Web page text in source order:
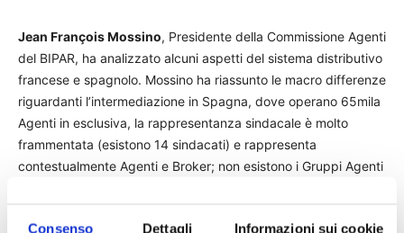
Consenso Dettagli Informazioni sui cookie
Jean François Mossino, Presidente della Commissione Agenti
del BIPAR, ha analizzato alcuni aspetti del sistema distributivo
francese e spagnolo. Mossino ha riassunto le macro differenze
riguardanti l’intermediazione in Spagna, dove operano 65mila
Agenti in esclusiva, la rappresentanza sindacale è molto
frammentata (esistono 14 sindacati) e rappresenta
contestualmente Agenti e Broker; non esistono i Gruppi Agenti